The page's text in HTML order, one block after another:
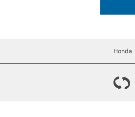
Honda